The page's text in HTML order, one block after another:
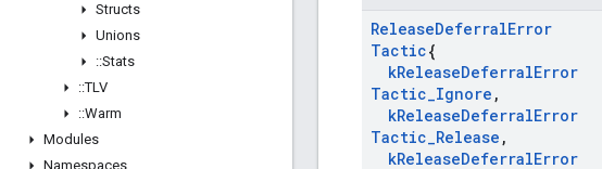
Structs
Unions
::Stats
::TLV
::Warm
Modules
Namespaces
ReleaseDeferralError
Tactic{
kReleaseDeferralError
Tactic_Ignore ,
kReleaseDeferralError
Tactic_Release ,
kReleaseDeferralError